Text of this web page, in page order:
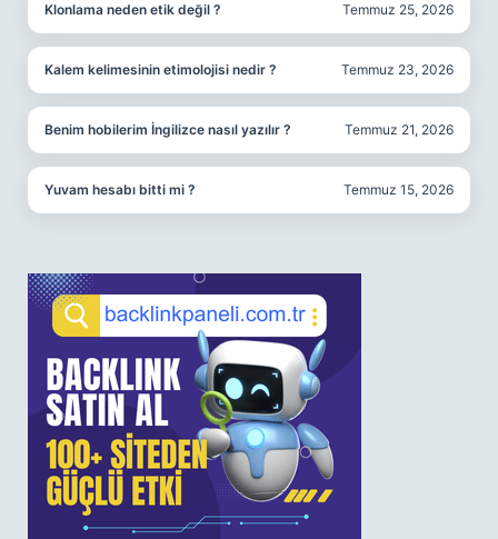
Klonlama neden etik değil ? Temmuz 25, 2026
Kalem kelimesinin etimolojisi nedir ? Temmuz 23, 2026
Benim hobilerim İngilizce nasıl yazılır ? Temmuz 21, 2026
Yuvam hesabı bitti mi ? Temmuz 15, 2026